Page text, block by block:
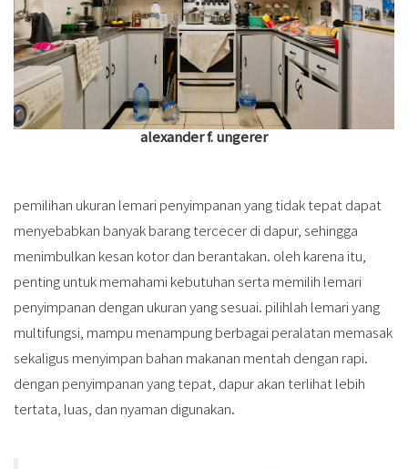
alexander f. ungerer
pemilihan ukuran lemari penyimpanan yang tidak tepat dapat
menyebabkan banyak barang tercecer di dapur, sehingga
menimbulkan kesan kotor dan berantakan. oleh karena itu,
penting untuk memahami kebutuhan serta memilih lemari
penyimpanan dengan ukuran yang sesuai. pilihlah lemari yang
multifungsi, mampu menampung berbagai peralatan memasak
sekaligus menyimpan bahan makanan mentah dengan rapi.
dengan penyimpanan yang tepat, dapur akan terlihat lebih
tertata, luas, dan nyaman digunakan.